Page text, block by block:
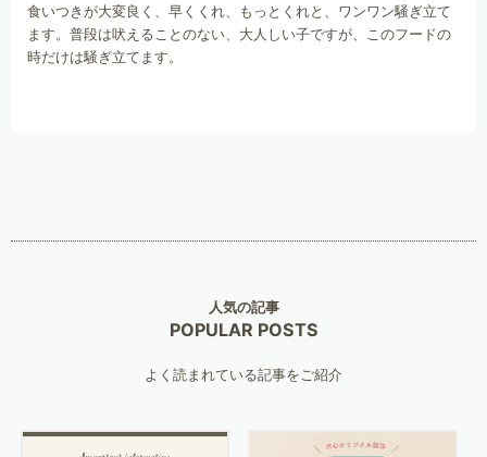
食いつきが大変良く、早くくれ、もっとくれと、ワンワン騒ぎ立て
ます。普段は吠えることのない、大人しい子ですが、このフードの
時だけは騒ぎ立てます。
人気の記事
POPULAR POSTS
よく読まれている記事をご紹介